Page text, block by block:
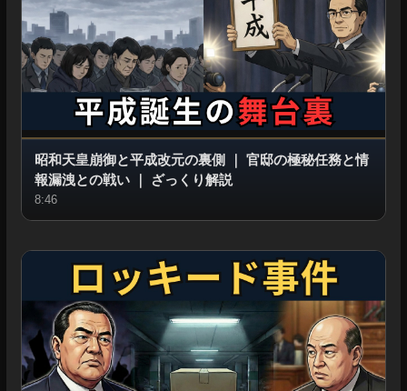
昭和天皇崩御と平成改元の裏側 ｜ 官邸の極秘任務と情
報漏洩との戦い｜ ざっくり解説
8:46